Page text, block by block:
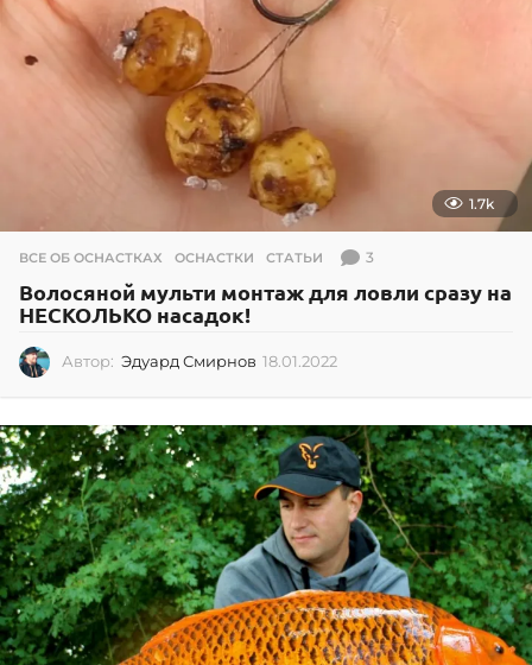
1.7k
ВСЕ ОБ ОСНАСТКАХ ,ОСНАСТКИ ,СТАТЬИ 3
Волосяной мульти монтаж для ловли сразу на
НЕСКОЛЬКО насадок!
Автор: Эдуард Смирнов 18.01.2022
0
1
.
2
0
2
2